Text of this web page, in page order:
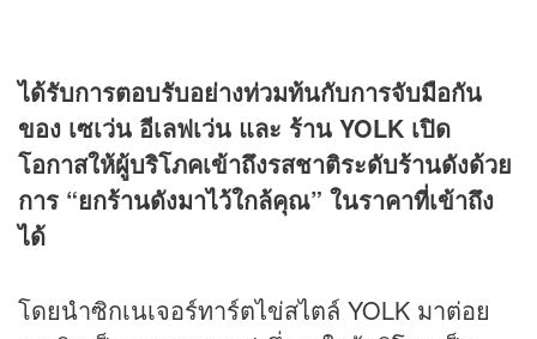
ได้รับการตอบรับอย่างท่วมท้นกับการจับมือกัน
ของ เซเว่น อีเลฟเว่น และ ร้าน YOLK เปิด
โอกาสให้ผู้บริโภคเข้าถึงรสชาติระดับร้านดังด้วย
การ “ยกร้านดังมาไว้ใกล้คุณ” ในราคาที่เข้าถึง
ได้
โดยนำซิกเนเจอร์ทาร์ตไข่สไตล์ YOLK มาต่อย